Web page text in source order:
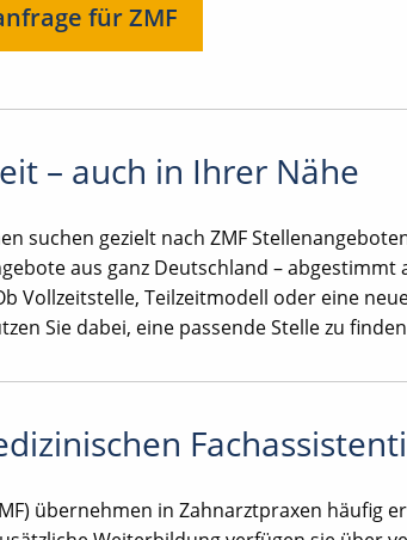
für ZMF
– auch in Ihrer Nähe
suchen gezielt nach ZMF
aus ganz Deutschland – abgestimmt
Vollzeitstelle, Teilzeitmodell oder eine
Sie dabei, eine passende Stelle zu
übernehmen in Zahnarztpraxen häufig